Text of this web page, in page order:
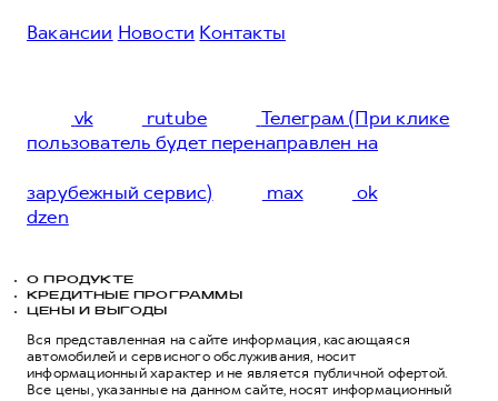
Вакансии Новости Контакты
vk rutube
Телеграм (При клике
пользователь будет перенаправлен на
зарубежный сервис) max
ok
dzen
О ПРОДУКТЕ
КРЕДИТНЫЕ ПРОГРАММЫ
ЦЕНЫ И ВЫГОДЫ
Вся представленная на сайте информация, касающаяся
автомобилей и сервисного обслуживания, носит
информационный характер и не является публичной офертой.
Все цены, указанные на данном сайте, носят информационный